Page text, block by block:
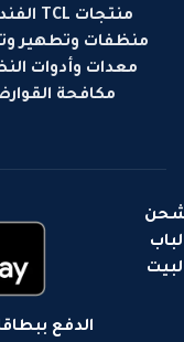
منتجات TCL الفندقية
منظفات وتطهير
معدات وأدوات
مكافحة
لباب
الدفع